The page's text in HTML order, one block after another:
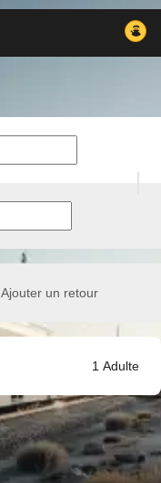
Ajouter un retour
1 Adulte